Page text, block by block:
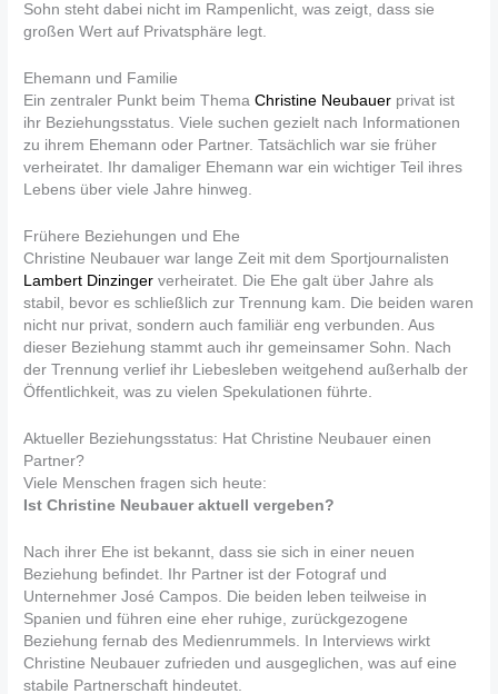
Sohn steht dabei nicht im Rampenlicht, was zeigt, dass sie
großen Wert auf Privatsphäre legt.
Ehemann und Familie
Ein zentraler Punkt beim ThemaChristine Neubauer privat ist
ihr Beziehungsstatus. Viele suchen gezielt nach Informationen
zu ihrem Ehemann oder Partner. Tatsächlich war sie früher
verheiratet. Ihr damaliger Ehemann war ein wichtiger Teil ihres
Lebens über viele Jahre hinweg.
Frühere Beziehungen und Ehe
Christine Neubauer war lange Zeit mit dem Sportjournalisten
Lambert Dinzinger verheiratet. Die Ehe galt über Jahre als
stabil, bevor es schließlich zur Trennung kam. Die beiden waren
nicht nur privat, sondern auch familiär eng verbunden. Aus
dieser Beziehung stammt auch ihr gemeinsamer Sohn. Nach
der Trennung verlief ihr Liebesleben weitgehend außerhalb der
Öffentlichkeit, was zu vielen Spekulationen führte.
Aktueller Beziehungsstatus: Hat Christine Neubauer einen
Partner?
Viele Menschen fragen sich heute:
Ist Christine Neubauer aktuell vergeben?
Nach ihrer Ehe ist bekannt, dass sie sich in einer neuen
Beziehung befindet. Ihr Partner ist der Fotograf und
Unternehmer José Campos. Die beiden leben teilweise in
Spanien und führen eine eher ruhige, zurückgezogene
Beziehung fernab des Medienrummels. In Interviews wirkt
Christine Neubauer zufrieden und ausgeglichen, was auf eine
stabile Partnerschaft hindeutet.